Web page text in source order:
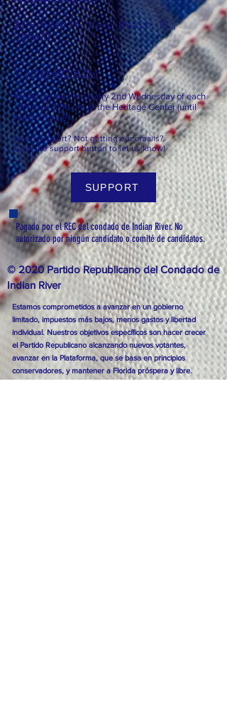
865 20th Pl, Vero Beach, FL,
32960
T: ​​(772) 492-8394
Meetings are held every 2ndWednesday of each
month at 6:30 pm at the Heritage Center (until
further notice).
Need support? Not getting our emails?
Click the support button to let us know!
SUPPORT
Pagado por el REC del condado de Indian River. No
autorizado por ningún candidato o comité de candidatos.
© 2020 Partido Republicano del Condado de
Indian River
Estamos comprometidos a avanzar en un gobierno
limitado, impuestos más bajos, menos gastos y libertad
individual. Nuestros objetivos específicos son hacer crecer
el Partido Republicano alcanzando nuevos votantes,
avanzar en la Plataforma, que se basa en principios
conservadores, y mantener a Florida próspera y libre.